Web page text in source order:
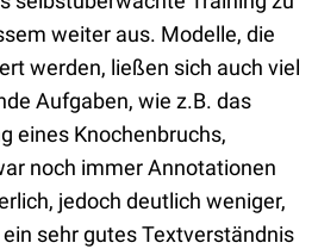
weiter aus. Modelle, die
werden, ließen sich auch viel
Aufgaben, wie z.B. das
eines Knochenbruchs,
noch immer Annotationen
jedoch deutlich weniger,
sehr gutes Textverständnis